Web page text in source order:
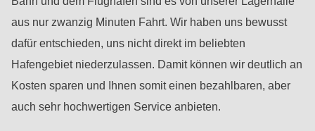
aus nur zwanzig Minuten Fahrt. Wir haben uns bewusst
dafür entschieden, uns nicht direkt im beliebten
Hafengebiet niederzulassen. Damit können wir deutlich an
Kosten sparen und Ihnen somit einen bezahlbaren, aber
auch sehr hochwertigen Service anbieten.